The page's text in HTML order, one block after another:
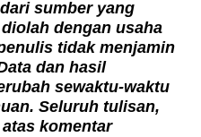
sumber yang
dengan usaha
tidak menjamin
dan hasil
sewaktu-waktu
Seluruh tulisan,
komentar